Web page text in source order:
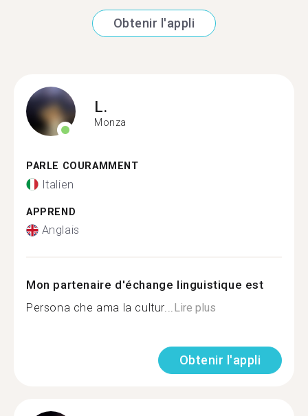
Obtenir l'appli
L.
Monza
PARLE COURAMMENT
Italien
APPREND
Anglais
Mon partenaire d'échange linguistique est
Persona che ama la cultur...Lire plus
Obtenir l'appli